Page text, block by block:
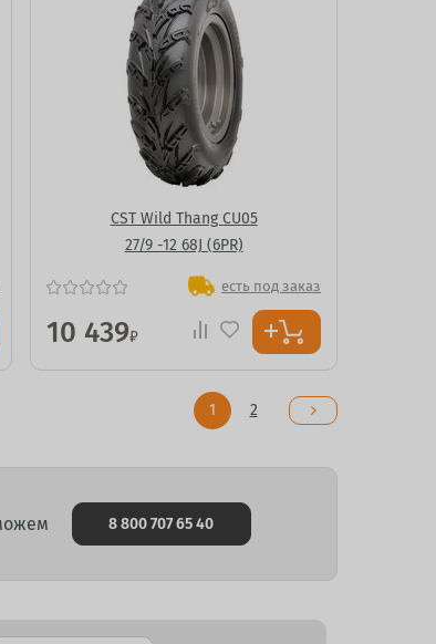
CST Wild Thang CU05
27/9 -12 68J (6PR)
есть под заказ
10 439₽
1 2
8 800 707 65 40